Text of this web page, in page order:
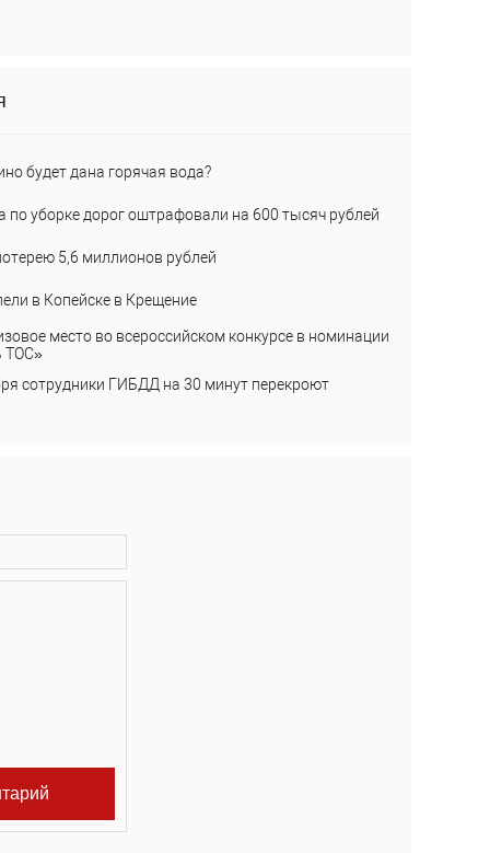
будет дана горячая вода?
по уборке дорог оштрафовали на 600 тысяч рублей
5,6 миллионов рублей
в Копейске в Крещение
место во всероссийском конкурсе в номинации
ТОС»
сотрудники ГИБДД на 30 минут перекроют